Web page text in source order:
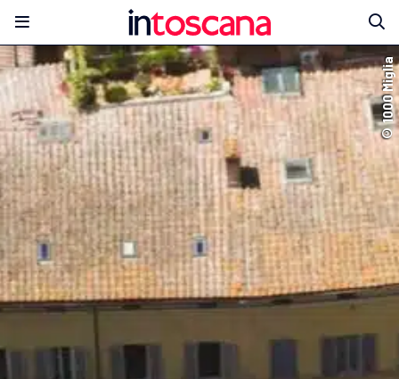
© 1000 Miglia